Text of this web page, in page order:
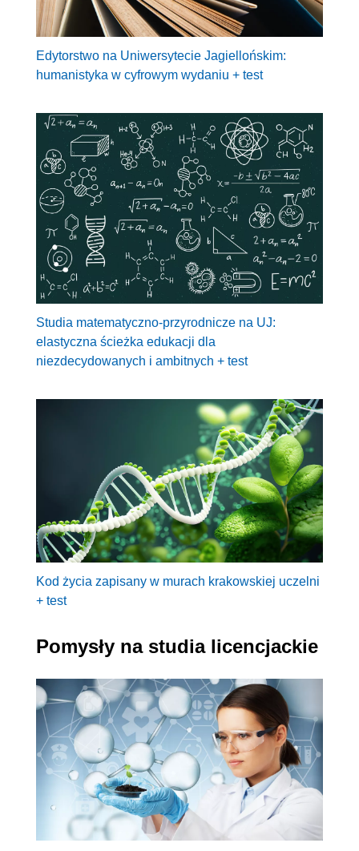
Edytorstwo na Uniwersytecie Jagiellońskim:
humanistyka w cyfrowym wydaniu + test
Studia matematyczno-przyrodnicze na UJ:
elastyczna ścieżka edukacji dla
niezdecydowanych i ambitnych + test
Kod życia zapisany w murach krakowskiej uczelni
+ test
Pomysły na studia licencjackie